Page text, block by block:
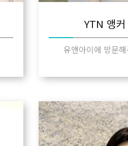
YTN 앵
유앤아이에 방문